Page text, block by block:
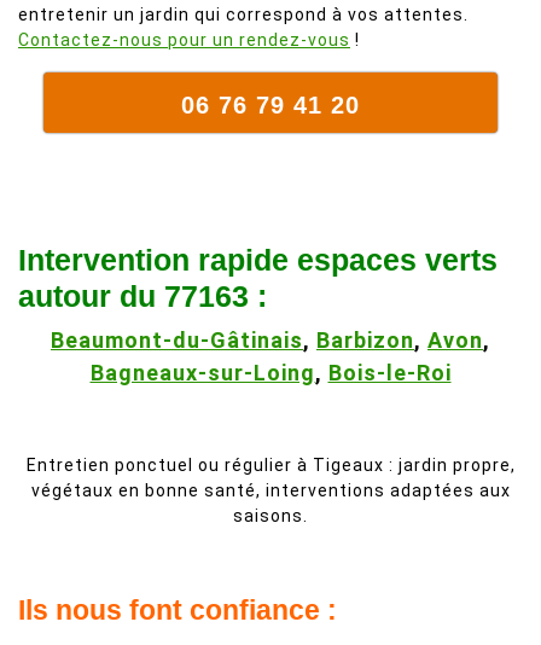
entretenir un jardin qui correspond à vos attentes.
Contactez-nous pour un rendez-vous !
06 76 79 41 20
Intervention rapide espaces verts
autour du 77163 :
Beaumont-du-Gâtinais, Barbizon, Avon,
Bagneaux-sur-Loing, Bois-le-Roi
Entretien ponctuel ou régulier à Tigeaux : jardin propre,
végétaux en bonne santé, interventions adaptées aux
saisons.
Ils nous font confiance :